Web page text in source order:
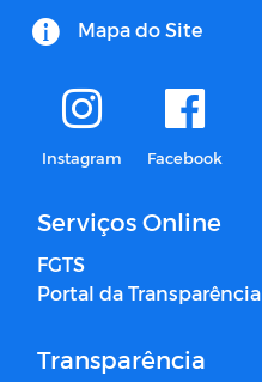
Mapa do Site
Instagram Facebook
Serviços Online
FGTS
Portal da Transparência
Transparência